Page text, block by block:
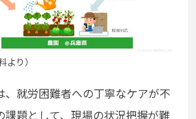
より）
、就労困難者への丁寧なケアが不
課題として、現場の状況把握が難